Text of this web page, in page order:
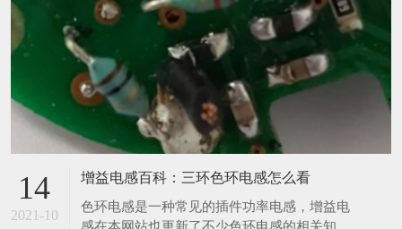
14
2021-10
增益电感百科：三环色环电感怎么看
​色环电感是一种常见的插件功率电感，增益电